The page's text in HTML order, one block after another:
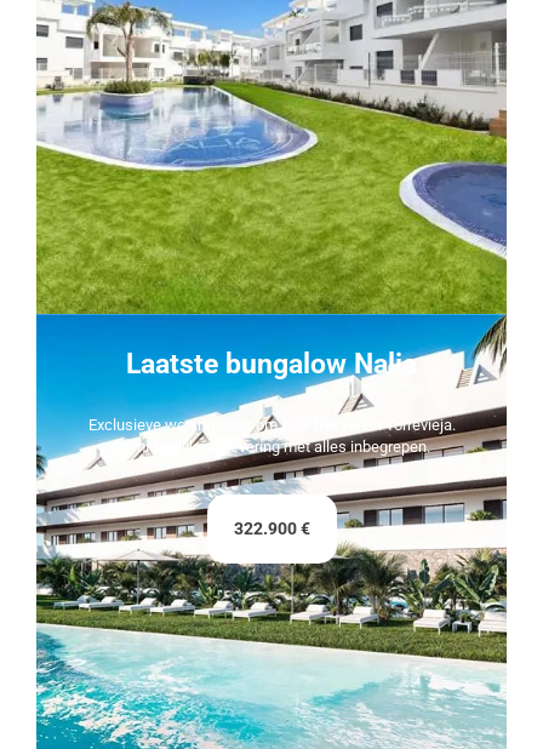
Laatste bungalow Nalia
Exclusieve woning klaar om in te trekken in Torrevieja.
Onmiddellijke oplevering met alles inbegrepen.
322.900 €